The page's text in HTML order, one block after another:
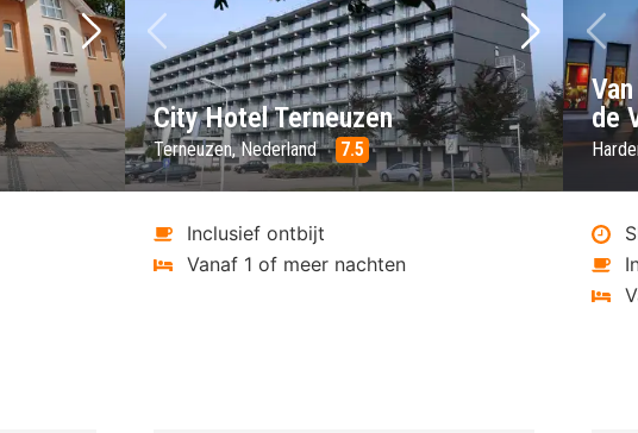
Volgende foto
Vorige foto
Volgende
City Hotel Terneuzen
Terneuzen, Nederland 7.5
Inclusief ontbijt
Vanaf 1 of meer nachten
de